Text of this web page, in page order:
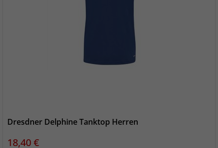
Dresdner Delphine Tanktop Herren
Preis
18,40 €